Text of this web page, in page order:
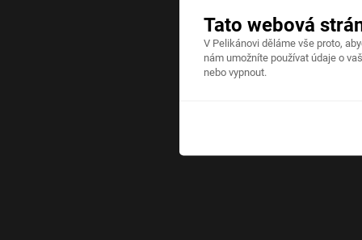
Tato webová
V Pelikánovi děláme vše proto,
nám umožníte používat údaje o
nebo vypnout.